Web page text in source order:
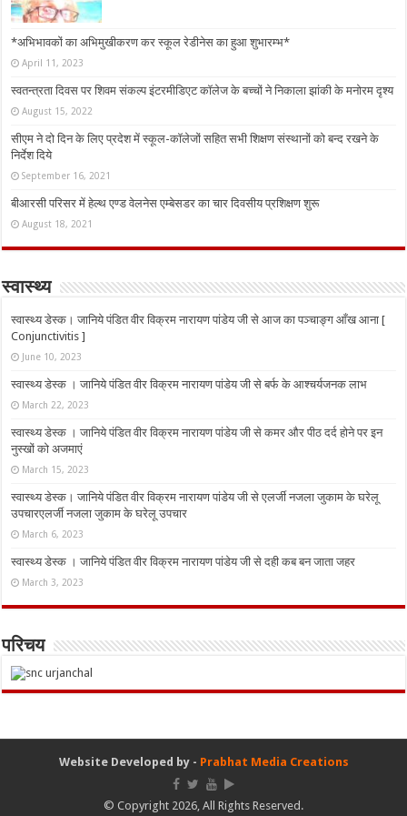
*अभिभावकों का अभिमुखीकरण कर स्कूल रेडीनेस का हुआ शुभारम्भ*
April 11, 2023
स्वतन्त्रता दिवस पर शिवम संकल्प इंटरमीडिएट कॉलेज के बच्चों ने निकाला झांकी के मनोरम दृश्य
August 15, 2022
सीएम ने दो दिन के लिए प्रदेश में स्कूल-कॉलेजों सहित सभी शिक्षण संस्थानों को बन्द रखने के
निर्देश दिये
September 16, 2021
बीआरसी परिसर में हेल्थ एण्ड वेलनेस एम्बेसडर का चार दिवसीय प्रशिक्षण शुरू
August 18, 2021
स्वास्थ्य
स्वास्थ्य डेस्क। जानिये पंडित वीर विक्रम नारायण पांडेय जी से आज का पञ्चाङ्ग आँख आना [
Conjunctivitis ]
June 10, 2023
स्वास्थ्य डेस्क । जानिये पंडित वीर विक्रम नारायण पांडेय जी से बर्फ के आश्चर्यजनक लाभ
March 22, 2023
स्वास्थ्य डेस्क । जानिये पंडित वीर विक्रम नारायण पांडेय जी से कमर और पीठ दर्द होने पर इन
नुस्‍खों को अजमाएं
March 15, 2023
स्वास्थ्य डेस्क। जानिये पंडित वीर विक्रम नारायण पांडेय जी से एलर्जी नजला जुकाम के घरेलू
उपचारएलर्जी नजला जुकाम के घरेलू उपचार
March 6, 2023
स्वास्थ्य डेस्क । जानिये पंडित वीर विक्रम नारायण पांडेय जी से दही कब बन जाता जहर
March 3, 2023
परिचय
Website Developed by - Prabhat Media Creations
© Copyright 2026, All Rights Reserved.